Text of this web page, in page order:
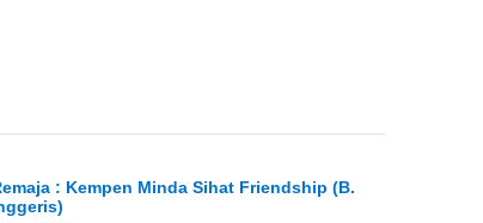
: Kempen Minda Sihat Friendship (B.